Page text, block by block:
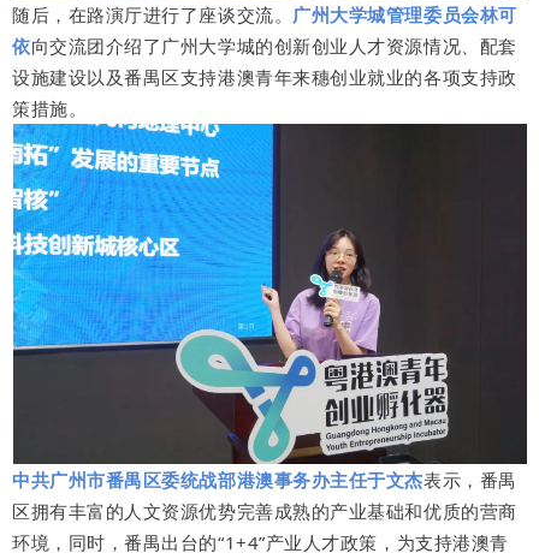
随后，在路演厅进行了座谈交流。 广州大学城管理委员会林可
依向交流团介绍了广州大学城的创新创业人才资源情况、配套
设施建设以及番禺区支持港澳青年来穗创业就业的各项支持政
策措施。
中共广州市番禺区委统战部港澳事务办主任于文杰表示，番禺
区拥有丰富的人文资源优势完善成熟的产业基础和优质的营商
环境，同时，番禺出台的“1+4”产业人才政策，为支持港澳青